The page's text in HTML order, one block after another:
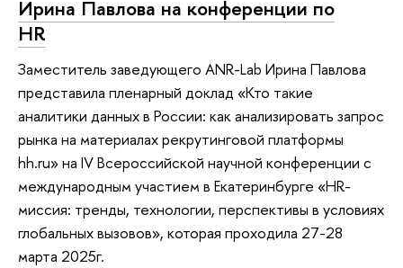
Ирина Павлова на конференции по
HR
Заместитель заведующего ANR-Lab Ирина Павлова
представила пленарный доклад «Кто такие
аналитики данных в России: как анализировать запрос
рынка на материалах рекрутинговой платформы
hh.ru» на IV Всероссийской научной конференции с
международным участием в Екатеринбурге «HR-
миссия: тренды, технологии, перспективы в условиях
глобальных вызовов», которая проходила 27-28
марта 2025г.